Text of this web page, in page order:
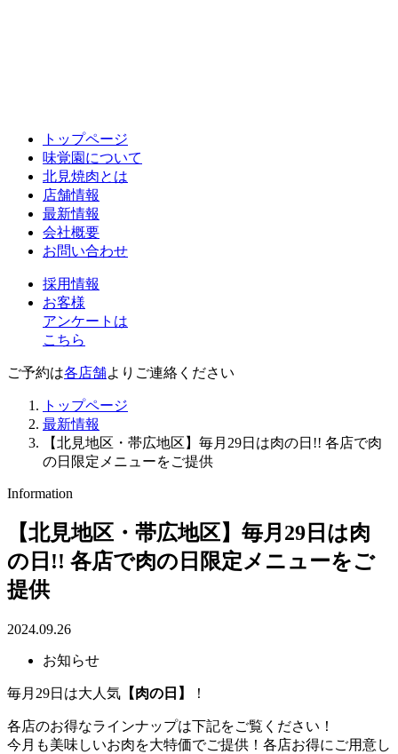
トップページ
味覚園について
北見焼肉とは
店舗情報
最新情報
会社概要
お問い合わせ
採用情報
お客様
アンケートは
こちら
ご予約は各店舗よりご連絡ください
トップページ
最新情報
【北見地区・帯広地区】毎月29日は肉の日!! 各店で肉
の日限定メニューをご提供
Information
【北見地区・帯広地区】毎月29日は肉
の日!! 各店で肉の日限定メニューをご
提供
2024.09.26
お知らせ
毎月29日は大人気 【肉の日】 ！
各店のお得なラインナップは下記をご覧ください！
今月も美味しいお肉を大特価でご提供！各店お得にご用意し